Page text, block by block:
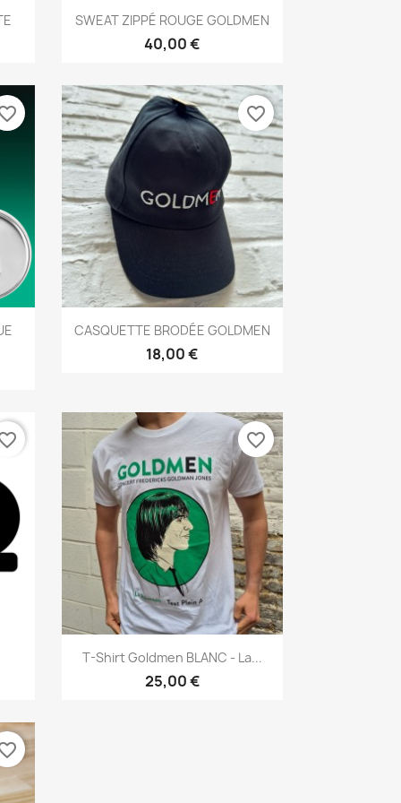
Aperçu rapide
SWEAT ZIPPÉ ROUGE GOLDMEN
40,00 €
Aperçu rapide
CASQUETTE BRODÉE GOLDMEN
18,00 €
favorite_border
Aperçu rapide
T-Shirt Goldmen BLANC - La...
25,00 €
favorite_border